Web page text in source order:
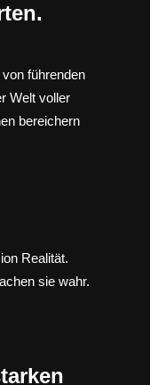
führenden
Welt voller
bereichern
Realität.
sie wahr.